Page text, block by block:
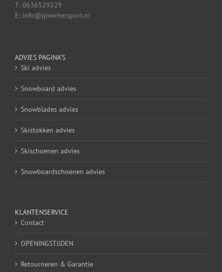
T: 0636529329
E: info@jpwintersport.nl
ADVIES PAGINA’S
Ski advies
Snowboard advies
Snowblades advies
Skistokken advies
Skischoenen advies
Snowboardschoenen advies
KLANTENSERVICE
Contact
OPENINGSTIJDEN
Retourneren & Garantie